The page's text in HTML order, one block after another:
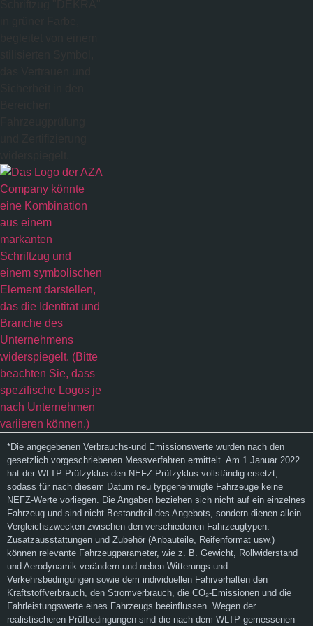
*Die angegebenen Verbrauchs-und Emissionswerte wurden nach den
gesetzlich vorgeschriebenen Messverfahren ermittelt. Am 1 Januar 2022
hat der WLTP-Prüfzyklus den NEFZ-Prüfzyklus vollständig ersetzt,
sodass für nach diesem Datum neu typgenehmigte Fahrzeuge keine
NEFZ-Werte vorliegen. Die Angaben beziehen sich nicht auf ein einzelnes
Fahrzeug und sind nicht Bestandteil des Angebots, sondern dienen allein
Vergleichszwecken zwischen den verschiedenen Fahrzeugtypen.
Zusatzausstattungen und Zubehör (Anbauteile, Reifenformat usw.)
können relevante Fahrzeugparameter, wie z. B. Gewicht, Rollwiderstand
und Aerodynamik verändern und neben Witterungs-und
Verkehrsbedingungen sowie dem individuellen Fahrverhalten den
Kraftstoffverbrauch, den Stromverbrauch, die CO₂-Emissionen und die
Fahrleistungswerte eines Fahrzeugs beeinflussen. Wegen der
realistischeren Prüfbedingungen sind die nach dem WLTP gemessenen